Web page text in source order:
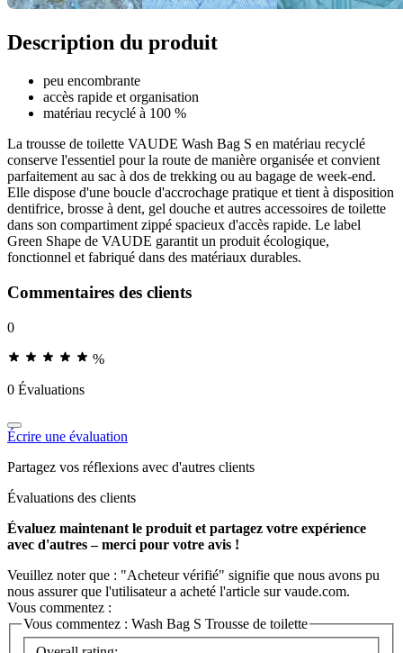
Description du produit
peu encombrante
accès rapide et organisation
matériau recyclé à 100 %
La trousse de toilette VAUDE Wash Bag S en matériau recyclé
conserve l'essentiel pour la route de manière organisée et convient
parfaitement au sac à dos de trekking ou au bagage de week-end.
Elle dispose d'une boucle d'accrochage pratique et tient à disposition
dentifrice, brosse à dent, gel douche et autres accessoires de toilette
dans son compartiment zippé spacieux d'accès rapide. Le label
Green Shape de VAUDE garantit un produit écologique,
fonctionnel et fabriqué dans des matériaux durables.
Commentaires des clients
0
%
0 Évaluations
Écrire une évaluation
Partagez vos réflexions avec d'autres clients
Évaluations des clients
Évaluez maintenant le produit et partagez votre expérience
avec d'autres – merci pour votre avis !
Veuillez noter que : "Acheteur vérifié" signifie que nous avons pu
nous assurer que l'utilisateur a acheté l'article sur vaude.com.
Vous commentez :
Vous commentez : Wash Bag S Trousse de toilette